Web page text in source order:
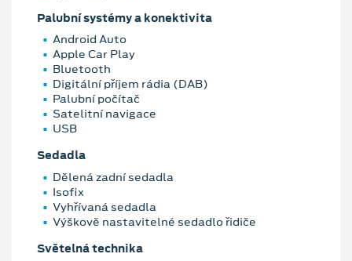
Palubní systémy a konektivita
Android Auto
Apple Car Play
Bluetooth
Digitální příjem rádia (DAB)
Palubní počítač
Satelitní navigace
USB
Sedadla
Dělená zadní sedadla
Isofix
Vyhřívaná sedadla
Výškově nastavitelné sedadlo řidiče
Světelná technika